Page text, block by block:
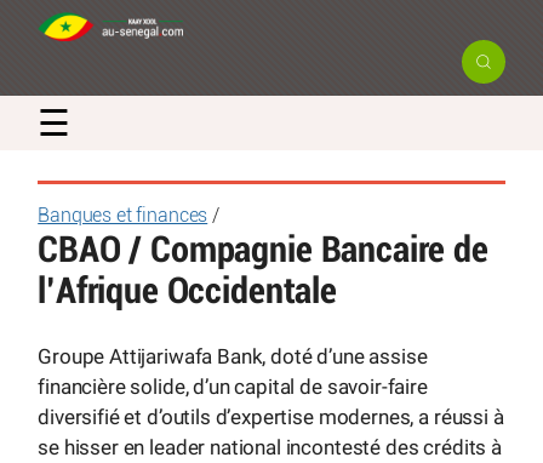
☰
Banques et finances /
CBAO / Compagnie Bancaire de
l’Afrique Occidentale
Groupe Attijariwafa Bank, doté d’une assise
financière solide, d’un capital de savoir-faire
diversifié et d’outils d’expertise modernes, a réussi à
se hisser en leader national incontesté des crédits à